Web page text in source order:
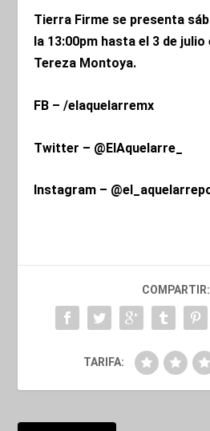
Tierra Firme se presenta
la 13:00pm hasta el 3 de
Tereza Montoya.
FB – /elaquelarremx
Twitter – @ElAquelarre_
Instagram –
COMPARTIR:
TARIFA: